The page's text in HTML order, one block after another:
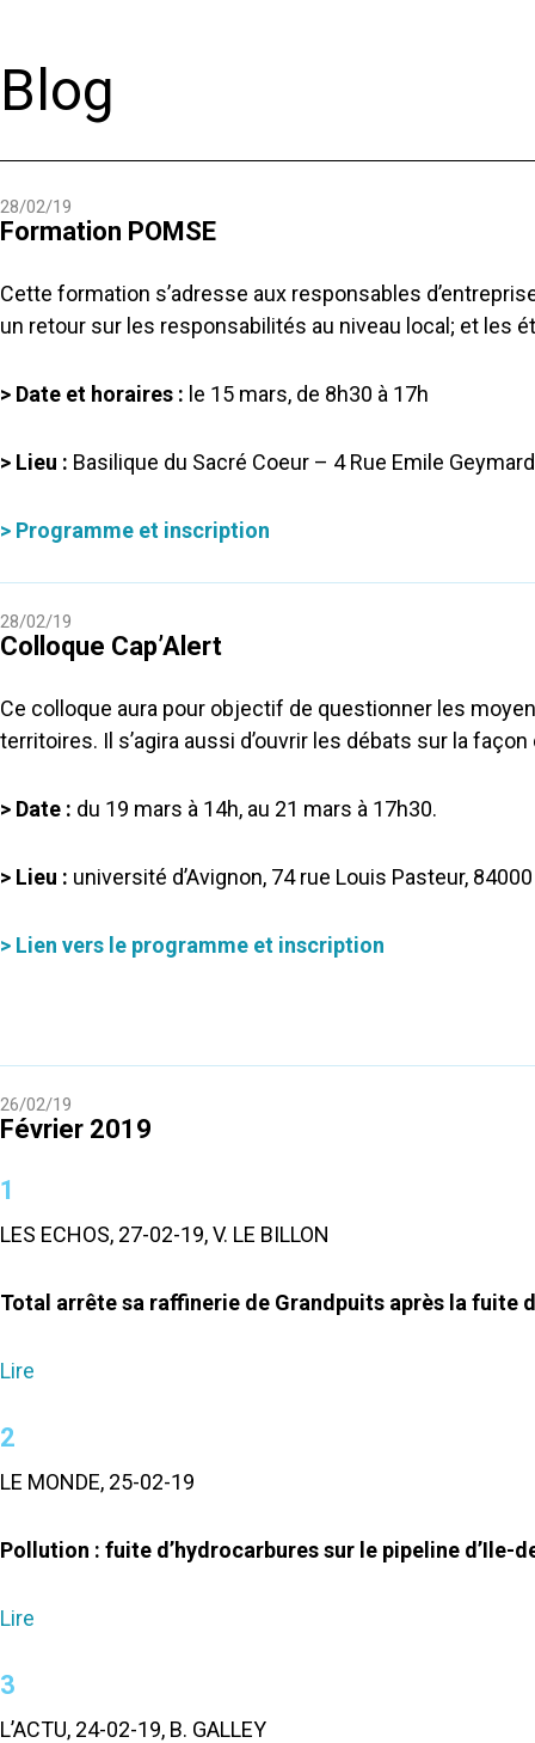
Blog
28/02/19
Formation POMSE
Cette formation s’adresse aux responsables
un retour sur les responsabilités au niveau local; et les
> Date et horaires : le 15 mars, de 8h30 à 17h
> Lieu : Basilique du Sacré Coeur – 4 Rue Emile
> Programme et inscription
28/02/19
Colloque Cap’Alert
Ce colloque aura pour objectif de questionner les
territoires. Il s’agira aussi d’ouvrir les débats sur la
> Date : du 19 mars à 14h, au 21 mars à 17h30.
> Lieu : université d’Avignon, 74 rue Louis Pasteur,
> Lien vers le programme et inscription
26/02/19
Février 2019
1
LES ECHOS, 27-02-19, V. LE BILLON
Total arrête sa raffinerie de Grandpuits après la fuite
Lire
2
LE MONDE, 25-02-19
Pollution : fuite d’hydrocarbures sur le pipeline d’Ile-
Lire
3
L’ACTU, 24-02-19, B. GALLEY